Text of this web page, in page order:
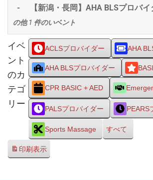
- 【新潟・長岡】AHA BLSプロバ
の他 1 件のいベント
イベ
ント
のカ
テゴ
リー
ACLSプロバイダー AHA
AHA BLSプロバイダー
CPR BASIC + AED
PALSプロバイダー PEARS
Sports Massage すべて
印刷表示